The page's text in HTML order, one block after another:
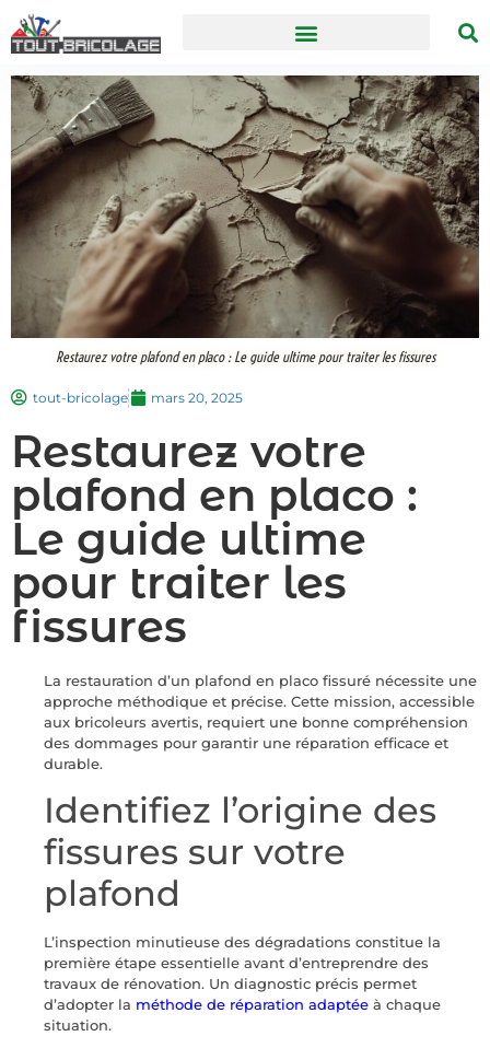
Restaurez votre plafond en placo : Le guide ultime pour traiter les fissures
tout-bricolage mars 20, 2025
Restaurez votre
plafond en placo :
Le guide ultime
pour traiter les
fissures
La restauration d’un plafond en placo fissuré nécessite une
approche méthodique et précise. Cette mission, accessible
aux bricoleurs avertis, requiert une bonne compréhension
des dommages pour garantir une réparation efficace et
durable.
Identifiez l’origine des
fissures sur votre
plafond
L’inspection minutieuse des dégradations constitue la
première étape essentielle avant d’entreprendre des
travaux de rénovation. Un diagnostic précis permet
d’adopter la méthode de réparation adaptée à chaque
situation.